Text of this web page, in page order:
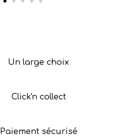
Un large choix
Click'n collect
Paiement sécurisé